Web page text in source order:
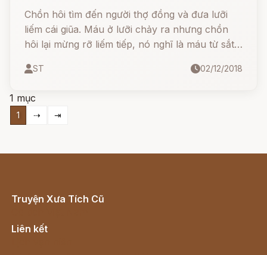
Chồn hôi tìm đến người thợ đồng và đưa lưỡi
liếm cái giũa. Máu ở lưỡi chảy ra nhưng chồn
hôi lại mừng rỡ liếm tiếp, nó nghĩ là máu từ sắt
của nó.
ST 02/12/2018
1 mục
1 ⇢ ⇥
Truyện Xưa Tích Cũ
Liên kết